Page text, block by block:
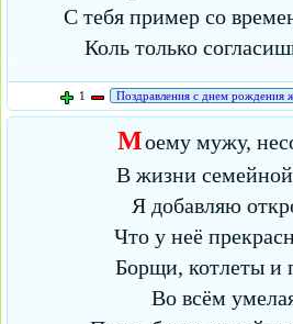
С тебя пример со
Коль только
1
Поздравления с днем рождения
Моему мужу,
В жизни семейной
Я добавляю
Что у неё
Борщи, котлеты и
Во всём